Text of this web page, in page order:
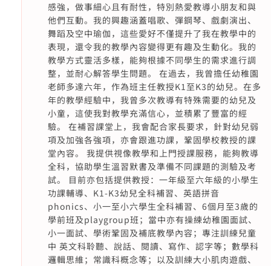
感強，做事細心且有耐性，特別熱愛教導小朋友和與
他們互動。我的興趣涵蓋唱歌、彈鋼琴、戲劇演出、
舞蹈及空中瑜伽，這些愛好不僅提升了我在教學中的
表現，還令我的教學內容變得更有趣及生動化。我的
教學方式靈活多樣，能夠根據不同學生的需求進行調
整，並耐心解答學生問題。 在過去，我曾擔任幼稚園
老師多達六年，作為班主任教授K1至K3的幼兒。在多
年的教學經驗中，我曾多次教導有特殊需要的幼兒及
小童，這使我對教學充滿信心，並積累了豐富的經
驗。 在補習課堂上，我會配合家長要求，針對幼兒弱
項及加強各強項，亦會跟進功課，鞏固學校教授的課
堂內容。 我提供視像教學和上門授課服務，能夠教導
全科，協助學生溫習默書及準備不同課題的測驗及考
試。 目前亦包括提供教授：一年級至六年級的小學生
功課輔導、K1-K3幼兒全科補習、英語拼音
phonics、小一至小六學生全科補習、6個月至3歲的
學前班及playgroup班；當中亦有操練幼稚園面試、
小一面試、學術鞏固及補底教學內容；專注訓練兒童
中 英文科聆聽、說話、閱讀、寫作、認字等；數學科
邏輯思維；常識科概念等；以及訓練大小肌肉遊戲、